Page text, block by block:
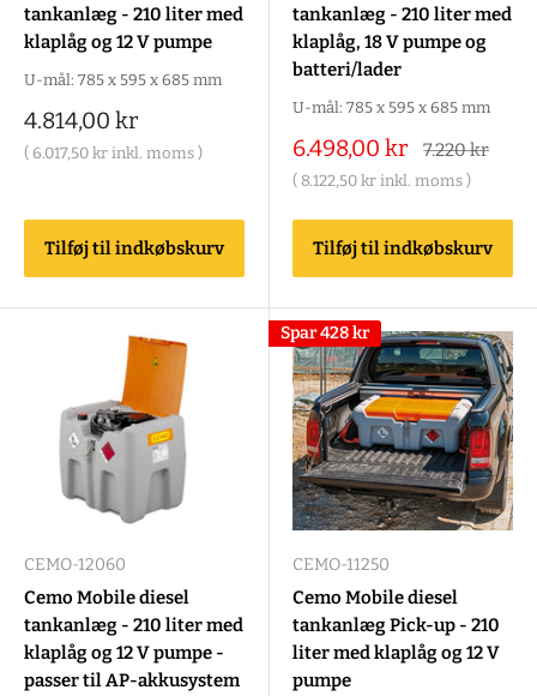
tankanlæg - 210 liter med
klaplåg og 12 V pumpe
U-mål: 785 x 595 x 685 mm
Salgspris
4.814,00 kr
( 6.017,50 kr inkl. moms )
Tilføj til indkøbskurv
tankanlæg - 210 liter med
klaplåg, 18 V pumpe og
batteri/lader
U-mål: 785 x 595 x 685 mm
Salgspris
6.498,00 kr
Alm.
7.220 kr
( 8.122,50 kr inkl. moms )
Tilføj til indkøbskurv
CEMO-12060
Cemo Mobile diesel
tankanlæg - 210 liter med
klaplåg og 12 V pumpe -
passer til AP-akkusystem
Spar428 kr
CEMO-11250
Cemo Mobile diesel
tankanlæg Pick-up - 210
liter med klaplåg og 12 V
pumpe